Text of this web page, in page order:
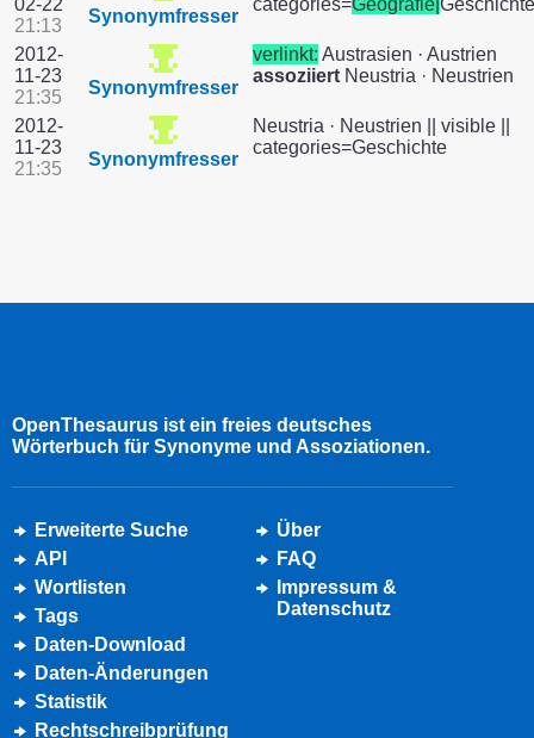
02-22
21:13
Synonymfresser
categories=Geografie| Geschichte
2012-
11-23
21:35
Synonymfresser
verlinkt: Austrasien · Austrien
assoziiert Neustria · Neustrien
2012-
11-23
21:35
Synonymfresser
Neustria · Neustrien || visible ||
categories=Geschichte
OpenThesaurus ist ein freies deutsches
Wörterbuch für Synonyme und Assoziationen.
Erweiterte Suche
API
Wortlisten
Tags
Daten-Download
Daten-Änderungen
Statistik
Rechtschreibprüfung
Über
FAQ
Impressum &
Datenschutz